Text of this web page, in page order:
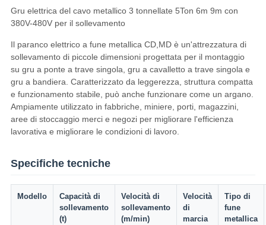
Gru elettrica del cavo metallico 3 tonnellate 5Ton 6m 9m con
380V-480V per il sollevamento
Il paranco elettrico a fune metallica CD,MD è un'attrezzatura di
sollevamento di piccole dimensioni progettata per il montaggio
su gru a ponte a trave singola, gru a cavalletto a trave singola e
gru a bandiera. Caratterizzato da leggerezza, struttura compatta
e funzionamento stabile, può anche funzionare come un argano.
Ampiamente utilizzato in fabbriche, miniere, porti, magazzini,
aree di stoccaggio merci e negozi per migliorare l'efficienza
lavorativa e migliorare le condizioni di lavoro.
Specifiche tecniche
Modello
Capacità di
sollevamento
(t)
Velocità di
sollevamento
(m/min)
Velocità
di
marcia
Tipo di
fune
metallica